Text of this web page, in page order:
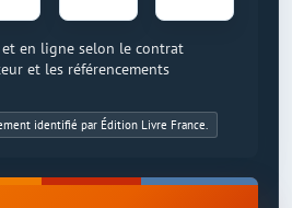
en ligne selon le contrat
et les référencements
identifié par Édition Livre France.